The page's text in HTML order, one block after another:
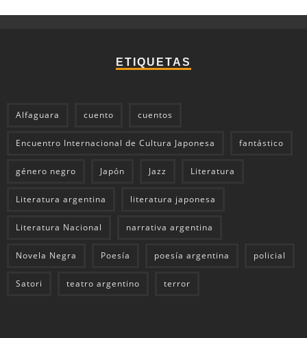
ETIQUETAS
Alfaguara cuento cuentos
Encuentro Internacional de Cultura Japonesa fantástico
género negro Japón Jazz Literatura
Literatura argentina literatura japonesa
Literatura Nacional narrativa argentina
Novela Negra Poesía poesía argentina policial
Satori teatro argentino terror